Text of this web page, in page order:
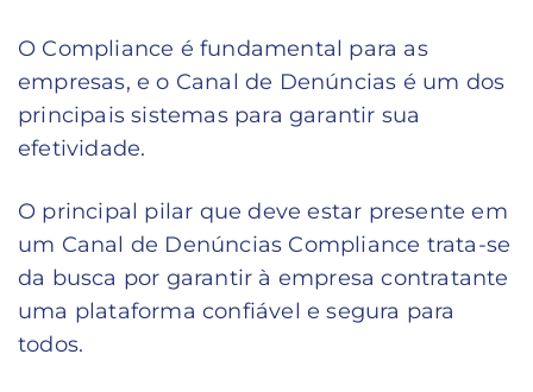
O Compliance é fundamental para as
empresas, e o Canal de Denúncias é um dos
principais sistemas para garantir sua
efetividade.
O principal pilar que deve estar presente em
um Canal de Denúncias Compliance trata-se
da busca por garantir à empresa contratante
uma plataforma confiável e segura para
todos.